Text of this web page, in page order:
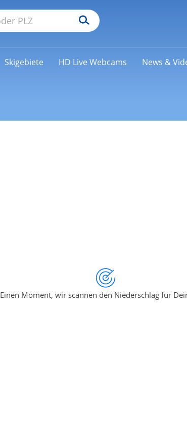
Skigebiete HD Live Webcams News &
Einen Moment, wir scannen den Niederschlag für